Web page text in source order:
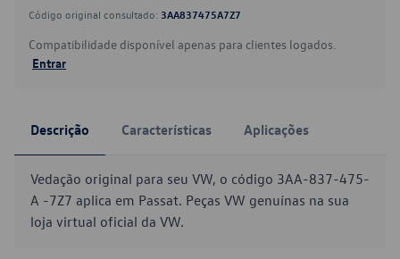
Código original consultado: 3AA837475A7Z7
Compatibilidade disponível apenas para clientes logados.
Entrar
Descrição Características Aplicações
Vedação original para seu VW, o código 3AA-837-475-
A -7Z7 aplica em Passat. Peças VW genuínas na sua
loja virtual oficial da VW.